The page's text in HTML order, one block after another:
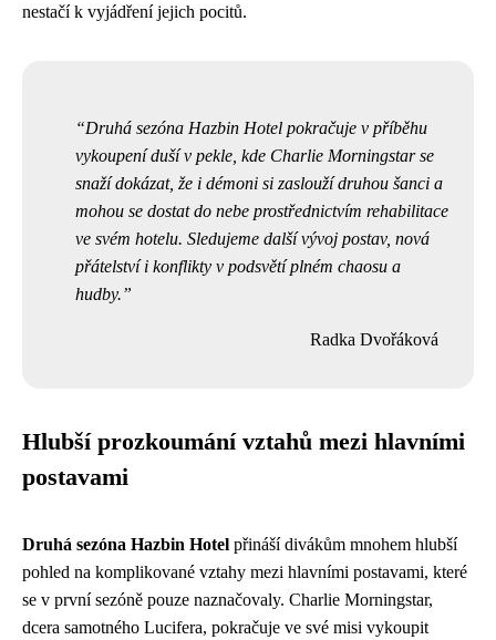
nestačí k vyjádření jejich pocitů.
Druhá sezóna Hazbin Hotel pokračuje v příběhu
vykoupení duší v pekle, kde Charlie Morningstar se
snaží dokázat, že i démoni si zaslouží druhou šanci a
mohou se dostat do nebe prostřednictvím rehabilitace
ve svém hotelu. Sledujeme další vývoj postav, nová
přátelství i konflikty v podsvětí plném chaosu a
hudby.
Radka Dvořáková
Hlubší prozkoumání vztahů mezi hlavními
postavami
Druhá sezóna Hazbin Hotel přináší divákům mnohem hlubší
pohled na komplikované vztahy mezi hlavními postavami, které
se v první sezóně pouze naznačovaly. Charlie Morningstar,
dcera samotného Lucifera, pokračuje ve své misi vykoupit